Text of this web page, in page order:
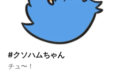
#クソハムちゃん
チュ〜！